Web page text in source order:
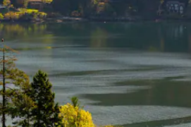
ಸ್ಪರ್ಶ ಅಥವಾ ಸ್ವೈಪ್ ಗೆಸ್ಚರ್‌ಗಳ ಮೂಲಕ ಅನ್ವೇಷಿಸಿ.